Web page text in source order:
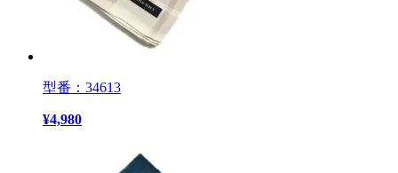
型番：34613
¥4,980